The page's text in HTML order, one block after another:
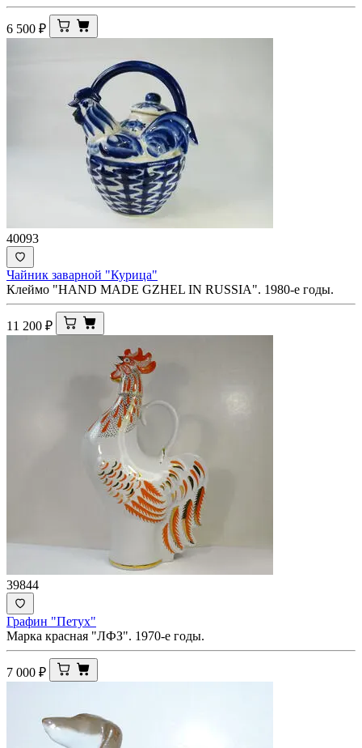
6 500 ₽
40093
Чайник заварной "Курица"
Клеймо "HAND MADE GZHEL IN RUSSIA". 1980-е годы.
11 200 ₽
39844
Графин "Петух"
Марка красная "ЛФЗ". 1970-е годы.
7 000 ₽